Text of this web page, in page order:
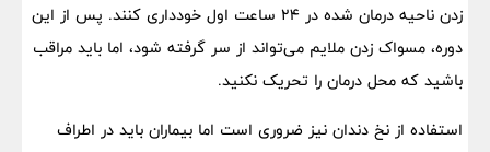
زدن ناحیه درمان شده در 24 ساعت اول خودداری کنند. پس از این
دوره، مسواک زدن ملایم می‌تواند از سر گرفته شود، اما باید مراقب
باشید که محل درمان را تحریک نکنید.
استفاده از نخ دندان نیز ضروری است اما بیماران باید در اطراف